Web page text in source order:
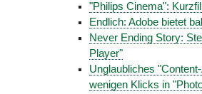
"Philips Cinema":
Endlich: Adobe bietet
Never Ending Story:
Player"
Unglaubliches
wenigen Klicks in